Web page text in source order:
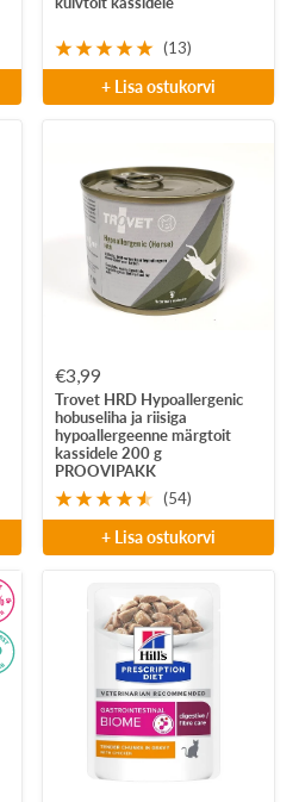
(13)
+ Lisa ostukorvi
Soodushind
€3,99
Trovet HRD Hypoallergenic
hobuseliha ja riisiga
hypoallergeenne märgtoit
kassidele 200 g
PROOVIPAKK
(54)
+ Lisa ostukorvi